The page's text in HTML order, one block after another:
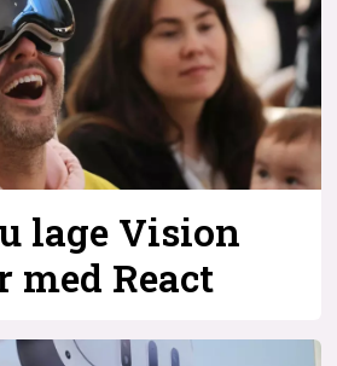
lage Vision
med React